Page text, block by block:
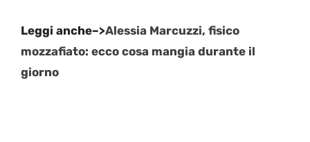
Leggi anche–>Alessia Marcuzzi, fisico
mozzafiato: ecco cosa mangia durante il
giorno